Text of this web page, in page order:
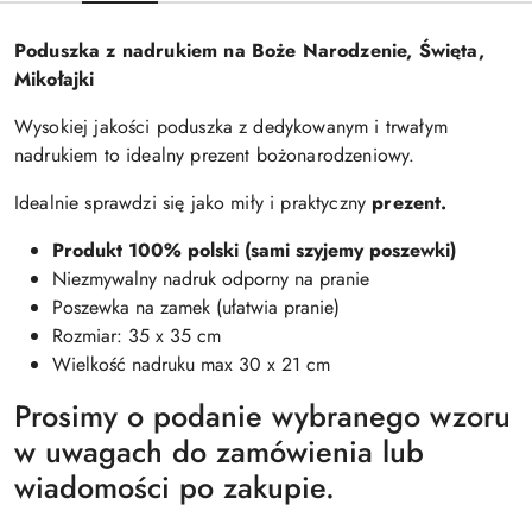
Poduszka z nadrukiem na Boże Narodzenie, Święta,
Mikołajki
Wysokiej jakości poduszka z dedykowanym i trwałym
nadrukiem to idealny prezent bożonarodzeniowy.
Idealnie sprawdzi się jako miły i praktyczny prezent.
Produkt 100% polski (sami szyjemy poszewki)
Niezmywalny nadruk odporny na pranie
Poszewka na zamek (ułatwia pranie)
Rozmiar: 35 x 35 cm
Wielkość nadruku max 30 x 21 cm
Prosimy o podanie wybranego wzoru
w uwagach do zamówienia lub
wiadomości po zakupie.